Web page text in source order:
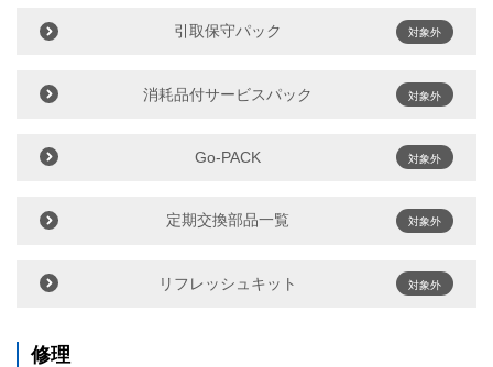
引取保守パック 対象外
消耗品付サービスパック 対象外
Go-PACK 対象外
定期交換部品一覧 対象外
リフレッシュキット 対象外
修理